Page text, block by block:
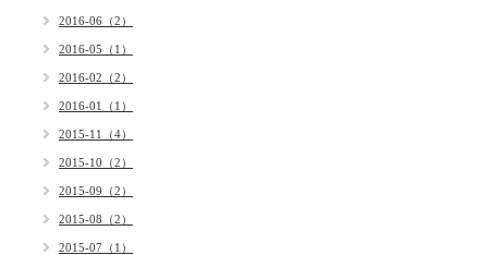
2016-06（2）
2016-05（1）
2016-02（2）
2016-01（1）
2015-11（4）
2015-10（2）
2015-09（2）
2015-08（2）
2015-07（1）